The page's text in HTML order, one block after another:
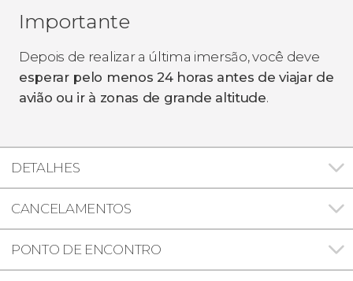
Importante
Depois de realizar a última imersão, você deve
esperar pelo menos 24 horas antes de viajar de
avião ou ir à zonas de grande altitude.
DETALHES
CANCELAMENTOS
PONTO DE ENCONTRO